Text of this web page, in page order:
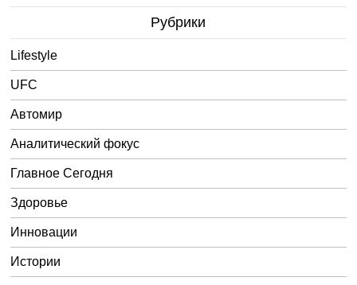
Рубрики
Lifestyle
UFC
Автомир
Аналитический фокус
Главное Сегодня
Здоровье
Инновации
Истории